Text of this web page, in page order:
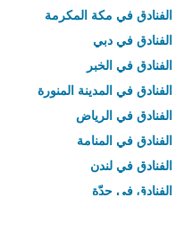
الفنادق في مكة المكرمة
الفنادق في دبي
الفنادق في الخبر
الفنادق في المدينة المنورة
الفنادق في الرياض
الفنادق في المنامة
الفنادق في لندن
الفنادق في جدّة